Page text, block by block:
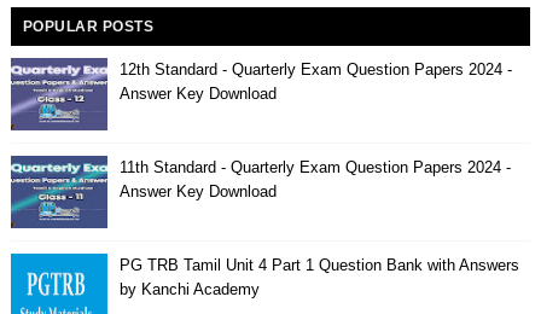
POPULAR POSTS
12th Standard - Quarterly Exam Question Papers 2024 -
Answer Key Download
11th Standard - Quarterly Exam Question Papers 2024 -
Answer Key Download
PG TRB Tamil Unit 4 Part 1 Question Bank with Answers
by Kanchi Academy